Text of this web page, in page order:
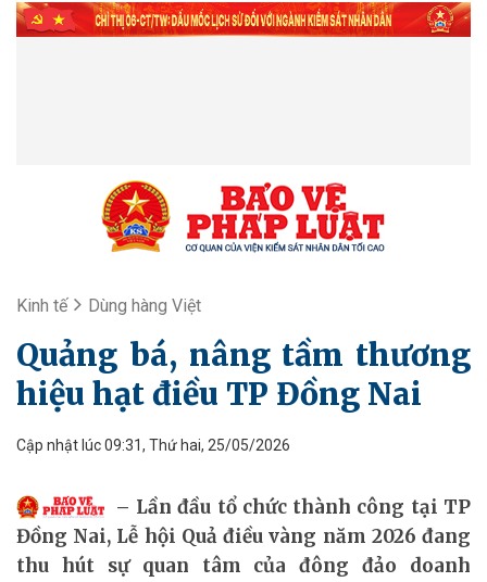
Kinh tế Dùng hàng Việt
Quảng bá, nâng tầm thương
hiệu hạt điều TP Đồng Nai
Cập nhật lúc 09:31, Thứ hai, 25/05/2026
Lần đầu tổ chức thành công tại TP
Đồng Nai, Lễ hội Quả điều vàng năm 2026 đang
thu hút sự quan tâm của đông đảo doanh